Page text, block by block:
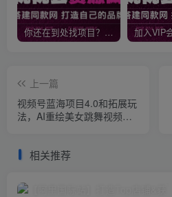
你还在到处找项目？还在当韭菜？我靠网创资源站一个月收入5万+，曾经我也是个失败者。
上一篇
视频号蓝海项目4.0和拓展玩
法，AI重绘美女跳舞视频，
相关推荐